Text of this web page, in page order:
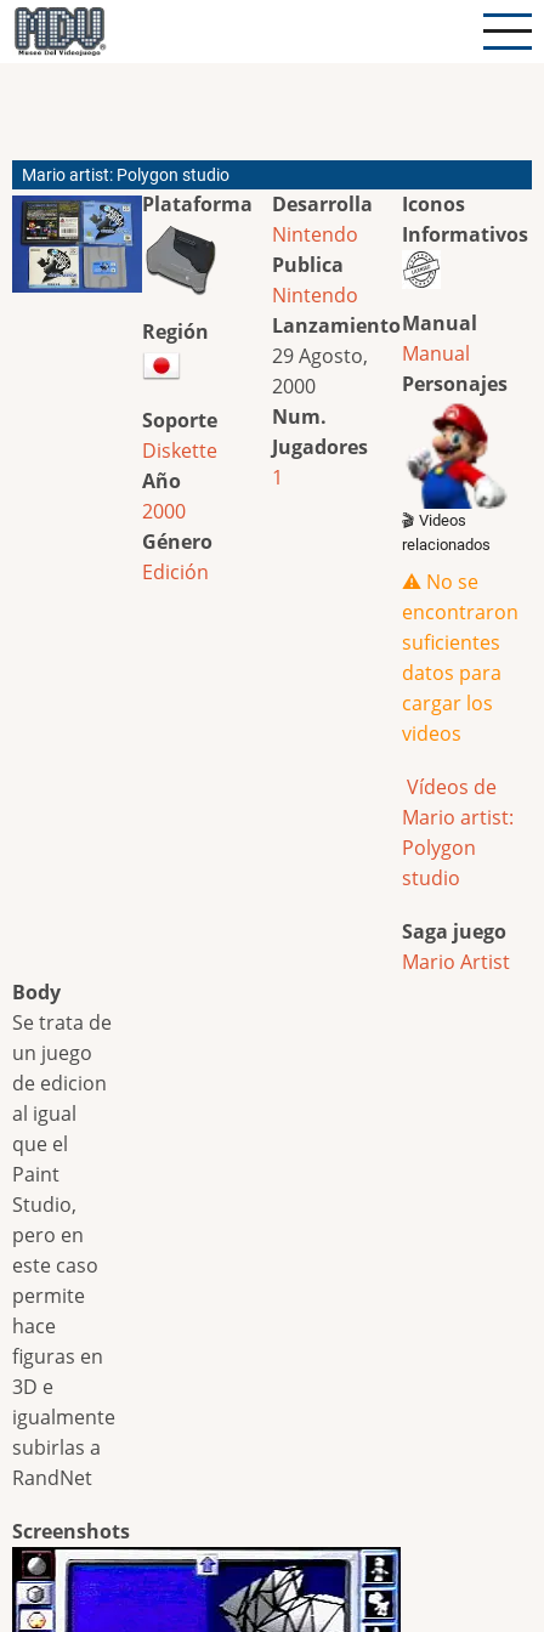
Pasar
al
Mario artist: Polygon studio
Plataforma
Región
Soporte
Diskette
Año
2000
Género
Edición
Desarrolla
Nintendo
Publica
Nintendo
Lanzamiento
29 Agosto,
2000
Num.
Jugadores
1
Iconos
Informativos
Manual
Manual
Personajes
🎬 Videos
relacionados
⚠️ No se
encontraron
suficientes
datos para
cargar los
videos
Vídeos de
Mario artist:
Polygon
studio
Saga juego
Mario Artist
Body
Se trata de
un juego
de edicion
al igual
que el
Paint
Studio,
pero en
este caso
permite
hace
figuras en
3D e
igualmente
subirlas a
RandNet
Screenshots